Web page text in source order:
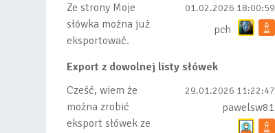
Ze strony Moje
słówka można już
eksportować.
masowego importu
nie będę robił bo
wiąże się...
01.02.2026 18:00:59
pch
Export z dowolnej listy słówek
Cześć, wiem że
można zrobić
eksport słówek ze
29.01.2026 11:22:47
pawelsw81